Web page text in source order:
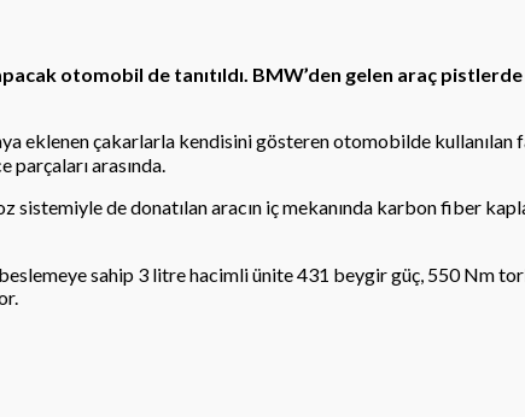
otomobil de tanıtıldı. BMW’den gelen araç
eklenen çakarlarla kendisini gösteren otomobilde
arasında.
de donatılan aracın iç mekanında karbon fiber
sahip 3 litre hacimli ünite 431 beygir güç, 550 Nm